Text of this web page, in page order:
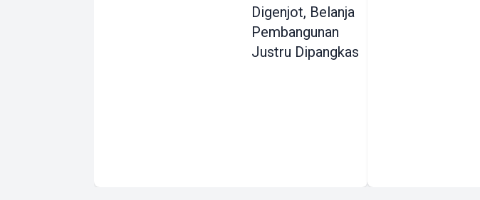
Digenjot, Belanja
Pembangunan
Justru Dipangkas